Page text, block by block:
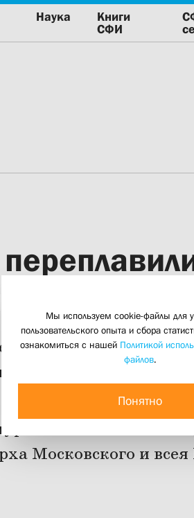
Наука
Книги
СФИ
выставку
Татарстан»
ценностей в
к 100-летию
Московского и всея
Мы используем cookie-файлы для
пользовательского опыта и сбора
ознакомиться с нашей Политикой
файлов.
Понятно